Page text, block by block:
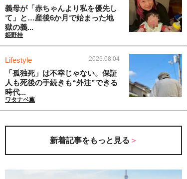
義母が「赤ちゃんより私を優先し
て」と…産後6か月で始まった地
獄の義...
姫野桂
Lifestyle 2026.08.04
「孤独死」は不幸じゃない。保証
人も死後の手続きも“外注”できる
時代...
ワタナベ薫
新着記事をもっと見る